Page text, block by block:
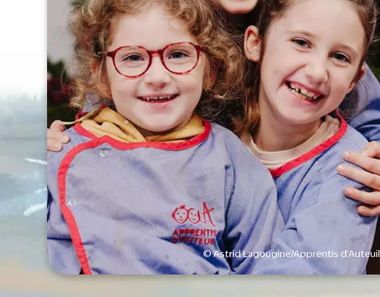
© Astrid Lagougine/Apprentis d’Auteuil